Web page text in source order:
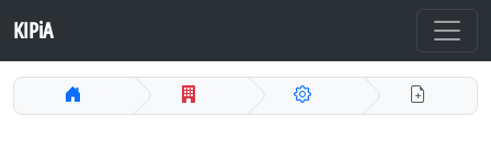
KIPiA